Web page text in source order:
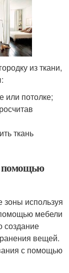
из ткани,
или потолке;
ткань
помощью
зоны используя
мебели
создание
вещей.
с помощью